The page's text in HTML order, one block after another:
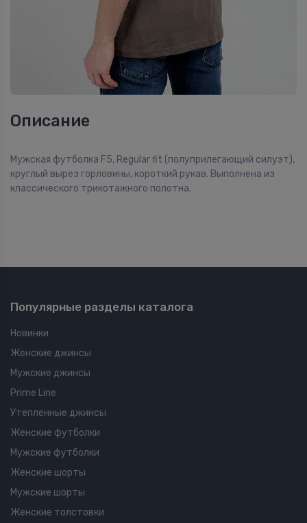
Описание
Мужская футболка F5, Regular fit (полуприлегающий силуэт),
круглый вырез горловины, короткий рукав. Выполнена из
классического трикотажного полотна.
Популярные разделы каталога
Новинки
Женские джинсы
Мужские джинсы
Prime Line
Утепленные джинсы
Женские футболки
Мужские футболки
Женские шорты
Мужские шорты
Женские толстовки